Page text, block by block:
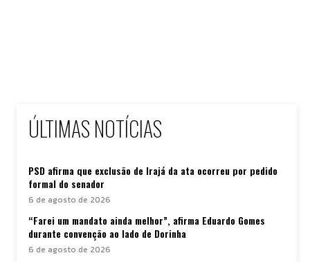
ÚLTIMAS NOTÍCIAS
PSD afirma que exclusão de Irajá da ata ocorreu por pedido
formal do senador
6 de agosto de 2026
“Farei um mandato ainda melhor”, afirma Eduardo Gomes
durante convenção ao lado de Dorinha
6 de agosto de 2026